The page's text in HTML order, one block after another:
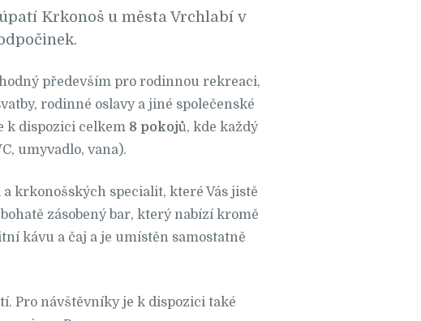
Krkonoš u města Vrchlabí v
především pro rodinnou rekreaci,
rodinné oslavy a jiné společenské
k dispozici celkem 8 pokojů, kde každý
umyvadlo, vana).
krkonošských specialit, které Vás jistě
zásobený bar, který nabízí kromě
kávu a čaj a je umístěn samostatně
Pro návštěvníky je k dispozici také